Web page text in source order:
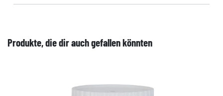
Produkte, die dir auch gefallen könnten